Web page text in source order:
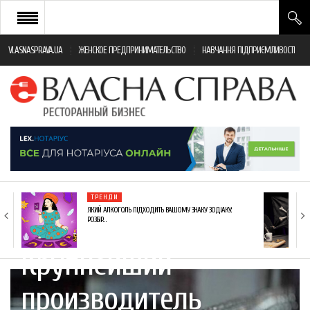
VLASNASPRAVA.UA ЖЕНСКОЕ ПРЕДПРИНИМАТЕЛЬСТВО НАВЧАННЯ ПІДПРИЄМЛИВОСТІ
НОВИНИ РЕСТОРАННОГО БІЗНЕСУ
ЯК ВІДКРИТИ ТА УСПІШНО КЕРУВАТИ
МОНІТОРИНГ ЗАКОНОДАВСТВА
ФРАНЧАЙЗИНГ
КНИГИ
ТРЕНДИ
ЯКИЙ АЛКОГОЛЬ ПІДХОДИТЬ ВАШОМУ ЗНАКУ ЗОДІАКУ:
РОЗБІР…
Крупнейший
производитель